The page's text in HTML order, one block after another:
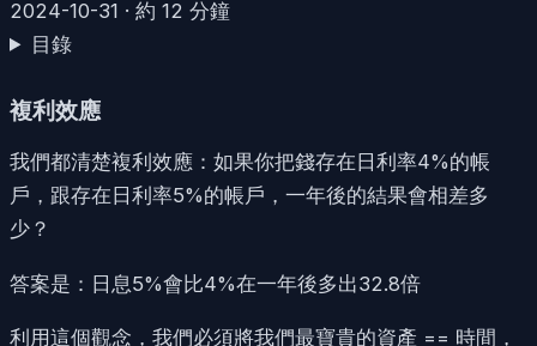
2024-10-31 · 約 12 分鐘
目錄
複利效應
我們都清楚複利效應：如果你把錢存在日利率4%的帳
戶，跟存在日利率5%的帳戶，一年後的結果會相差多
少？
答案是：日息5%會比4%在一年後多出32.8倍
利用這個觀念，我們必須將我們最寶貴的資產 == 時間，